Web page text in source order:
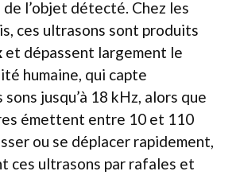
l’objet détecté. Chez les
ces ultrasons sont produits
et dépassent largement le
humaine, qui capte
jusqu’à 18 kHz, alors que
émettent entre 10 et 110
ou se déplacer rapidement,
ces ultrasons par rafales et